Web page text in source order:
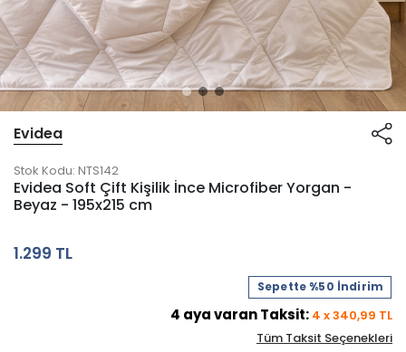
Evidea
Stok Kodu: NTS142
Evidea Soft Çift Kişilik İnce Microfiber Yorgan -
Beyaz - 195x215 cm
1.299 TL
Sepette %50 İndirim
4 aya varan Taksit: 4 x340,99 TL
Tüm Taksit Seçenekleri